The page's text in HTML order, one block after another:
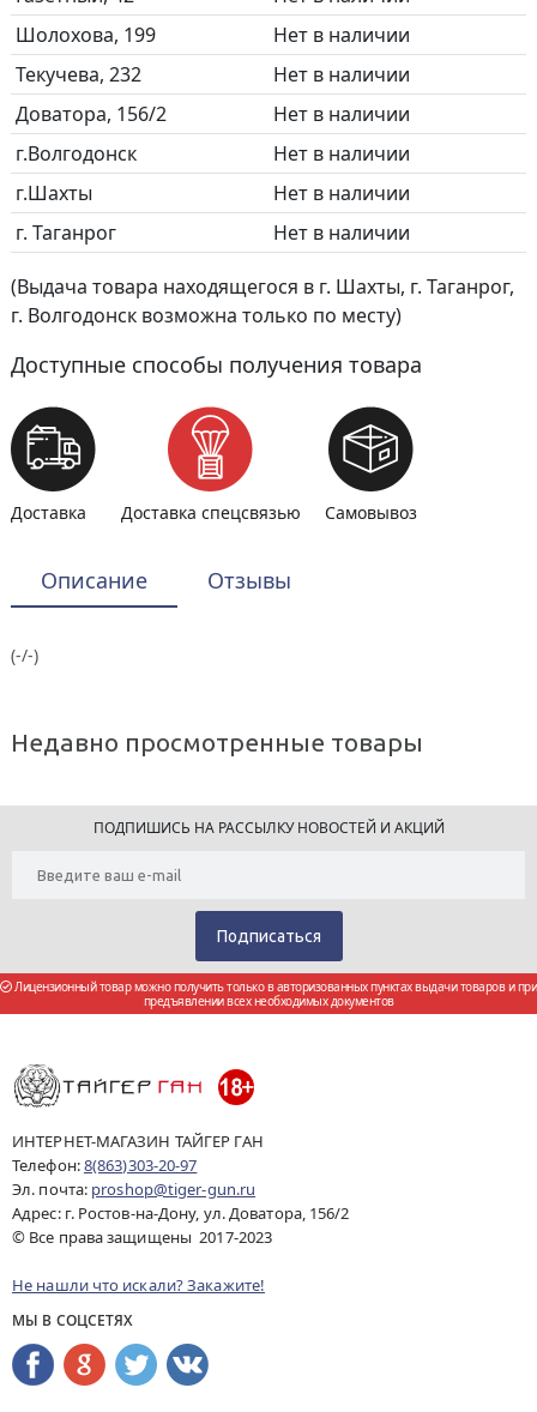
Шолохова, 199
Нет в наличии
Текучева, 232
Нет в наличии
Доватора, 156/2
Нет в наличии
г.Волгодонск
Нет в наличии
г.Шахты
Нет в наличии
г. Таганрог
Нет в наличии
(Выдача товара находящегося в г. Шахты, г. Таганрог,
г. Волгодонск возможна только по месту)
Доступные способы получения товара
Доставка Доставка спецсвязью Самовывоз
Описание Отзывы
(-/-)
Недавно просмотренные товары
ПОДПИШИСЬ НА РАССЫЛКУ НОВОСТЕЙ И АКЦИЙ
Лицензионный товар можно получить только в авторизованных пунктах выдачи товаров и при
предъявлении всех необходимых документов
ИНТЕРНЕТ-МАГАЗИН ТАЙГЕР ГАН
Телефон:8(863)303-20-97
Эл. почта: proshop@tiger-gun.ru
Адрес: г. Ростов-на-Дону, ул. Доватора, 156/2
© Все права защищены 2017-2023
Не нашли что искали? Закажите!
МЫ В СОЦСЕТЯХ